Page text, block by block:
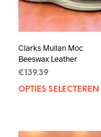
Clarks Mullan Moc
Beeswax Leather
€ 139.39
OPTIES SELECTEREN